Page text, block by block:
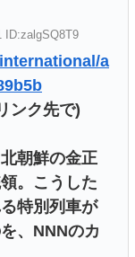
ID:zalgSQ8T9
a
ンク先で)
朝鮮の金正
。こうした
特別列車が
、NNNのカ